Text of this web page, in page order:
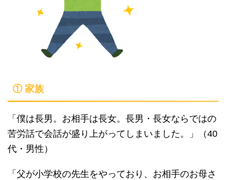
① 家族
「僕は長男。お相手は長女。長男・長女ならではの
苦労話で会話が盛り上がってしまいました。」（40
代・男性）
「父が小学校の先生をやっており、お相手のお母さ